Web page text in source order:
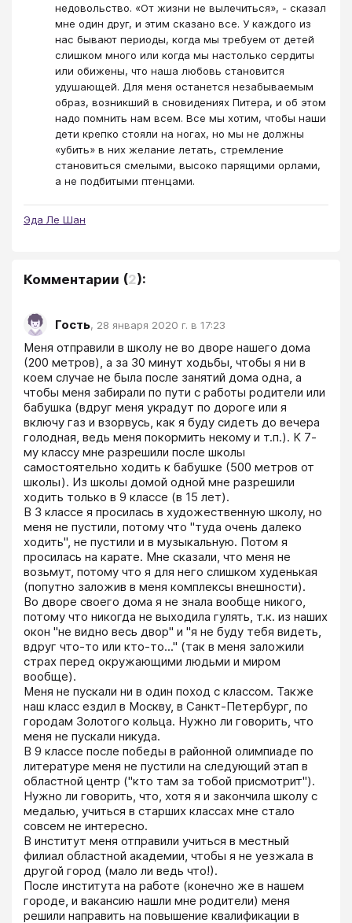
недовольство. «От жизни не вылечиться», - сказал
мне один друг, и этим сказано все. У каждого из
нас бывают периоды, когда мы требуем от детей
слишком много или когда мы настолько сердиты
или обижены, что наша любовь становится
удушающей. Для меня останется незабываемым
образ, возникший в сновидениях Питера, и об этом
надо помнить нам всем. Все мы хотим, чтобы наши
дети крепко стояли на ногах, но мы не должны
«убить» в них желание летать, стремление
становиться смелыми, высоко парящими орлами,
а не подбитыми птенцами.
Эда Ле Шан
Комментарии (2):
Гость, 28 января 2020 г. в 17:23
Меня отправили в школу не во дворе нашего дома
(200 метров), а за 30 минут ходьбы, чтобы я ни в
коем случае не была после занятий дома одна, а
чтобы меня забирали по пути с работы родители или
бабушка (вдруг меня украдут по дороге или я
включу газ и взорвусь, как я буду сидеть до вечера
голодная, ведь меня покормить некому и т.п.). К 7-
му классу мне разрешили после школы
самостоятельно ходить к бабушке (500 метров от
школы). Из школы домой одной мне разрешили
ходить только в 9 классе (в 15 лет).
В 3 классе я просилась в художественную школу, но
меня не пустили, потому что "туда очень далеко
ходить", не пустили и в музыкальную. Потом я
просилась на карате. Мне сказали, что меня не
возьмут, потому что я для него слишком худенькая
(попутно заложив в меня комплексы внешности).
Во дворе своего дома я не знала вообще никого,
потому что никогда не выходила гулять, т.к. из наших
окон "не видно весь двор" и "я не буду тебя видеть,
вдруг что-то или кто-то..." (так в меня заложили
страх перед окружающими людьми и миром
вообще).
Меня не пускали ни в один поход с классом. Также
наш класс ездил в Москву, в Санкт-Петербург, по
городам Золотого кольца. Нужно ли говорить, что
меня не пускали никуда.
В 9 классе после победы в районной олимпиаде по
литературе меня не пустили на следующий этап в
областной центр ("кто там за тобой присмотрит").
Нужно ли говорить, что, хотя я и закончила школу с
медалью, учиться в старших классах мне стало
совсем не интересно.
В институт меня отправили учиться в местный
филиал областной академии, чтобы я не уезжала в
другой город (мало ли ведь что!).
После института на работе (конечно же в нашем
городе, и вакансию нашли мне родители) меня
решили направить на повышение квалификации в